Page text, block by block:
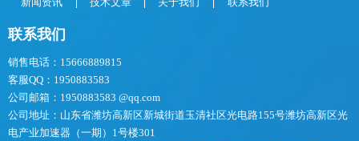
联系我们
销售电话：15666889815
客服QQ：1950883583
公司邮箱：1950883583 @qq.com
公司地址：山东省潍坊高新区新城街道玉清社区光电路155号潍坊高新区光
电产业加速器（一期）1号楼301